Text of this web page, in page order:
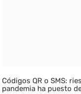
Códigos QR o SMS:
pandemia ha puesto